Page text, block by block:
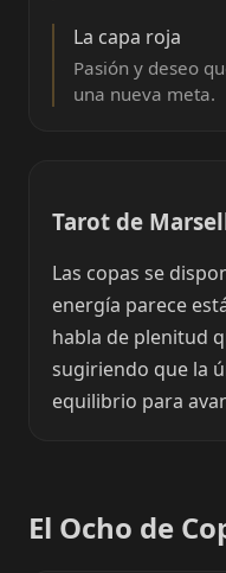
La capa roja
Pasión y deseo
una nueva meta.
Tarot de
Las copas se
energía parece
habla de plenitud
sugiriendo que la
equilibrio para
El Ocho de